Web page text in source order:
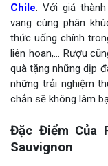
Chile. Với giá
vang cùng phân
thức uống chính
liên hoan,… Rượu
quà tặng những dịp
những trải nghiệm
chắn sẽ không làm
Đặc Điểm Của
Sauvignon